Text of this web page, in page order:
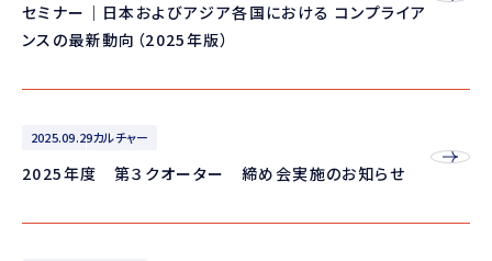
セミナー｜日本およびアジア各国における コンプライア
ンスの最新動向（2025年版）
2025.09.29カルチャー
2025年度 第３クオーター 締め会実施のお知らせ